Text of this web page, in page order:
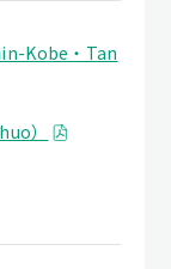
Kobe・Tan
）